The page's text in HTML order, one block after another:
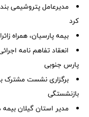
مدیرعامل پتروشیمی
کرد
بیمه پارسیان، همراه
پارس جنوبی
برگزاری نشست مشترک
بازنشستگی
مدیر استان گیلان